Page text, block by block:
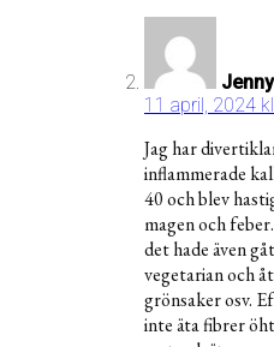
Jenny
11 april, 2024
Jag har
inflammerade
40 och blev
magen och
det hade även
vegetarian och
grönsaker osv.
inte äta fibrer